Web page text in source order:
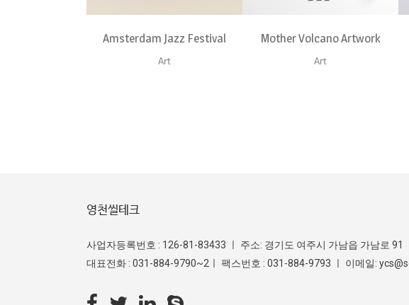
Amsterdam Jazz Festival
Art
Mother Volcano Artwork
Art
영천씰테크
사업자등록번호 : 126-81-83433 ㅣ 주소: 경기도 여주시 가남읍 가남로 91
대표전화 : 031-884-9790~2ㅣ 팩스번호 : 031-884-9793 ㅣ 이메일: